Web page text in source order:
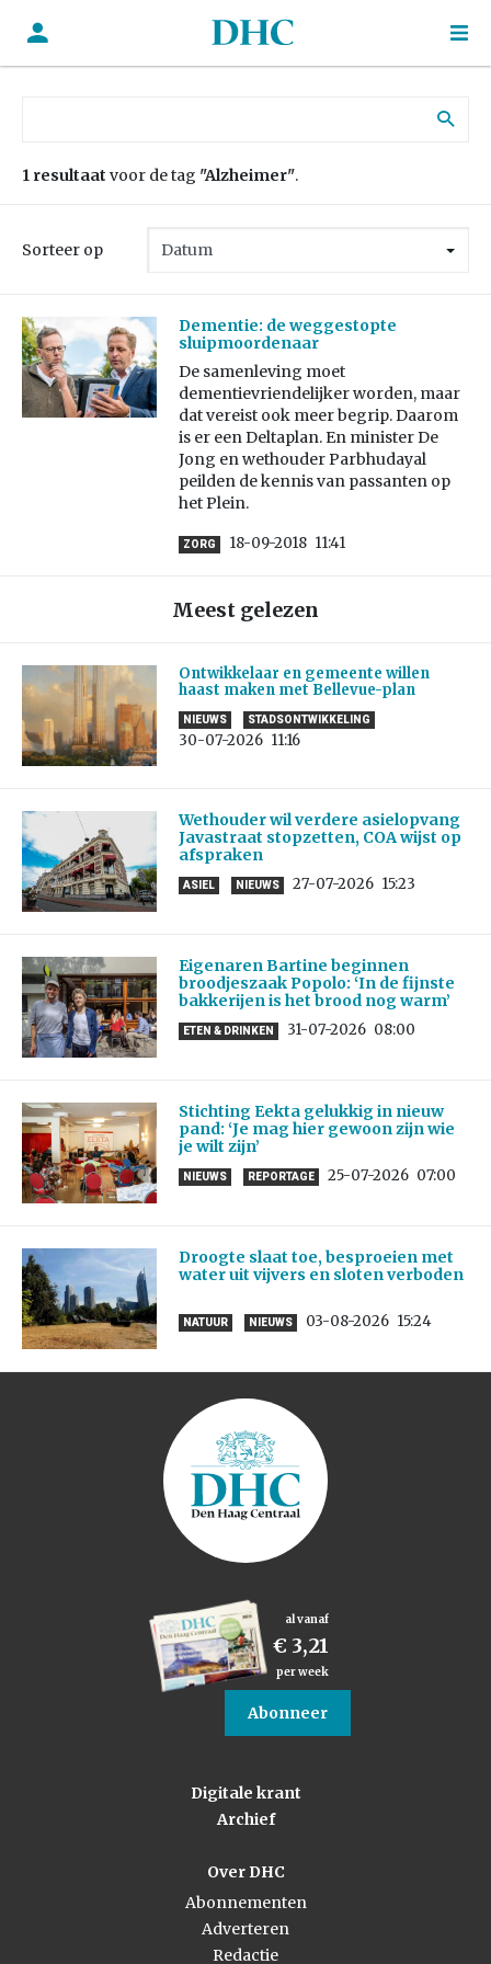
1 resultaat voor de tag "Alzheimer".
Sorteer op
Dementie: de weggestopte
sluipmoordenaar
De samenleving moet
dementievriendelijker worden, maar
dat vereist ook meer begrip. Daarom
is er een Deltaplan. En minister De
Jong en wethouder Parbhudayal
peilden de kennis van passanten op
het Plein.
ZORG 18-09-2018 11:41
Meest gelezen
Ontwikkelaar en gemeente willen
haast maken met Bellevue-plan
NIEUWS STADSONTWIKKELING
30-07-2026 11:16
Wethouder wil verdere asielopvang
Javastraat stopzetten, COA wijst op
afspraken
ASIEL NIEUWS 27-07-2026 15:23
Eigenaren Bartine beginnen
broodjeszaak Popolo: ‘In de fijnste
bakkerijen is het brood nog warm’
ETEN & DRINKEN 31-07-2026 08:00
Stichting Eekta gelukkig in nieuw
pand: ‘Je mag hier gewoon zijn wie
je wilt zijn’
NIEUWS REPORTAGE 25-07-2026 07:00
Droogte slaat toe, besproeien met
water uit vijvers en sloten verboden
NATUUR NIEUWS 03-08-2026 15:24
al vanaf
€ 3,21
per week
Abonneer
Digitale krant
Archief
Over DHC
Abonnementen
Adverteren
Redactie